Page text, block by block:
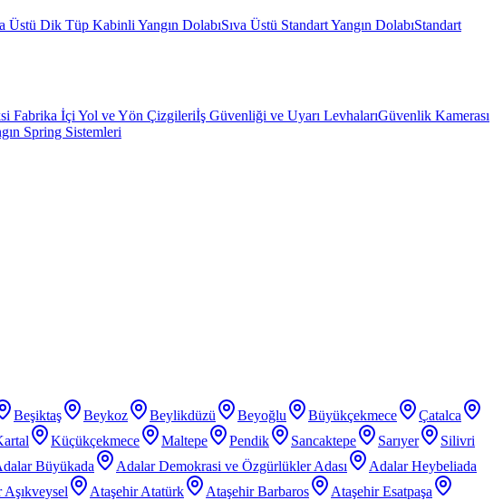
Üstü Dik Tüp Kabinli Yangın DolabıSıva Üstü Standart Yangın DolabıStandart
Fabrika İçi Yol ve Yön Çizgileriİş Güvenliği ve Uyarı LevhalarıGüvenlik Kamerası
Spring Sistemleri
Beşiktaş Beykoz Beylikdüzü Beyoğlu Büyükçekmece
Çatalca
Küçükçekmece Maltepe Pendik Sancaktepe Sarıyer
Silivri
Büyükada Adalar Demokrasi ve Özgürlükler Adası
Adalar Heybeliada
Aşıkveysel Ataşehir Atatürk Ataşehir Barbaros
Ataşehir Esatpaşa